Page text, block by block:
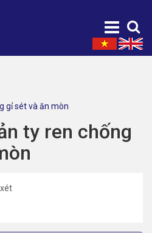
gỉ sét và ăn mòn
ty ren chống